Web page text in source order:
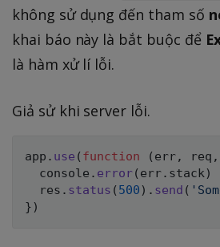
không sử dụng đến tham số
khai báo này là bắt buộc để
là hàm xử lí lỗi.
Giả sử khi server lỗi.
app . use ( function ( err, req ,
  console
. error( err. stack )
  res
. status ( 500 ) . send (
} )